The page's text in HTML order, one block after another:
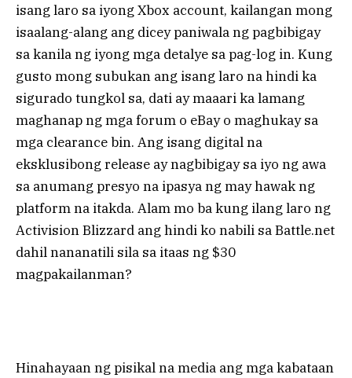
isang laro sa iyong Xbox account, kailangan mong
isaalang-alang ang dicey paniwala ng pagbibigay
sa kanila ng iyong mga detalye sa pag-log in. Kung
gusto mong subukan ang isang laro na hindi ka
sigurado tungkol sa, dati ay maaari ka lamang
maghanap ng mga forum o eBay o maghukay sa
mga clearance bin. Ang isang digital na
eksklusibong release ay nagbibigay sa iyo ng awa
sa anumang presyo na ipasya ng may hawak ng
platform na itakda. Alam mo ba kung ilang laro ng
Activision Blizzard ang hindi ko nabili sa Battle.net
dahil nananatili sila sa itaas ng $30
magpakailanman?
Hinahayaan ng pisikal na media ang mga kabataan